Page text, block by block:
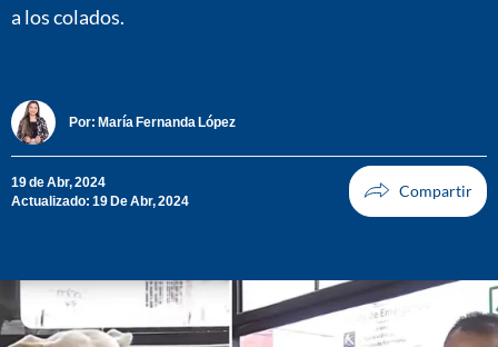
a los colados.
Por: María Fernanda López
19 de Abr, 2024
Actualizado: 19 De Abr, 2024